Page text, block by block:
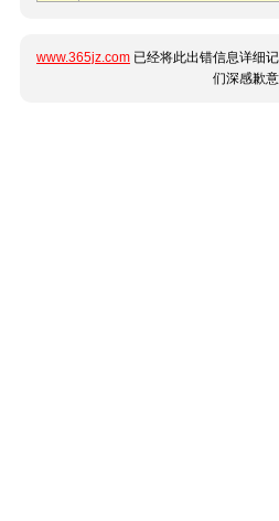
www.365jz.com 已经将此出错信息详细
们深感歉